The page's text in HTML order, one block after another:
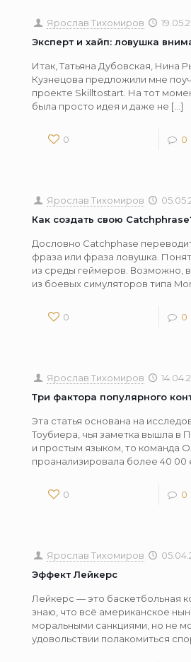
Ярослав Тихомиров
Эксперт и хайп: ловушка
Итак, Татьяна Дубовская, Нина
Кузнецова предложили мне
проекте Skilltostart. На тот
была просто идея и даже не […]
0 0
Ярослав Тихомиров
Как создать свою
Дословно Catchphase
фраза или фраза ловушка.
из среды геймеров. Возможно,
из боевых симуляторов типа
0 0
Ярослав Тихомиров
Три фактора популярного
Эта статья основана на
Тоубиера, чья заметка вышла в
и простым языком, то команда
проанализировала более 40 00
0 0
Ярослав Тихомиров
Эффект Лейкерс
Лейкерс — это баскетбольная
знаю, что всё американское
моральными санкциями, но не
удовольствии полакомиться